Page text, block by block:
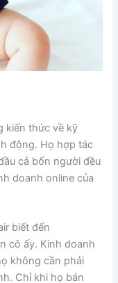
kiến thức về kỹ
động. Họ hợp tác
cả bốn người đều
doanh online của
biết đến
cô ấy. Kinh doanh
không cần phải
Chỉ khi họ bán